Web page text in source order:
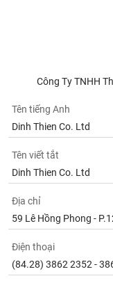
Công Ty TNHH
Tên tiếng Anh
Dinh Thien Co. Ltd
Tên viết tắt
Dinh Thien Co. Ltd
Địa chỉ
59 Lê Hồng Phong -
Điện thoại
(84.28) 3862 2352 -
Tất cả
Tin
(-)
Bài
viết
của
tác
giả
(-)